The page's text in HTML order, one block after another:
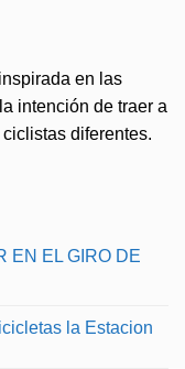
en las
intención de traer a
diferentes.
EN EL GIRO DE
la Estacion